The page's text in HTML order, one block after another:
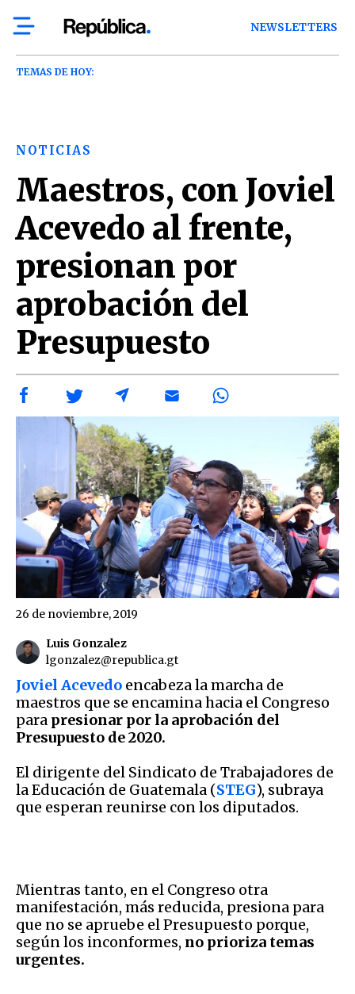
NEWSLETTERS
TEMAS DE HOY:
NOTICIAS
Maestros, con Joviel
Acevedo al frente,
presionan por
aprobación del
Presupuesto
Luis Gonzalez
lgonzalez@republica.gt
26 de noviembre, 2019
Joviel Acevedo encabeza la marcha de
maestros que se encamina hacia el Congreso
para presionar por la aprobación del
Presupuesto de 2020.
El dirigente del Sindicato de Trabajadores de
la Educación de Guatemala (STEG), subraya
que esperan reunirse con los diputados.
Mientras tanto, en el Congreso otra
manifestación, más reducida, presiona para
que no se apruebe el Presupuesto porque,
según los inconformes, no prioriza temas
urgentes.